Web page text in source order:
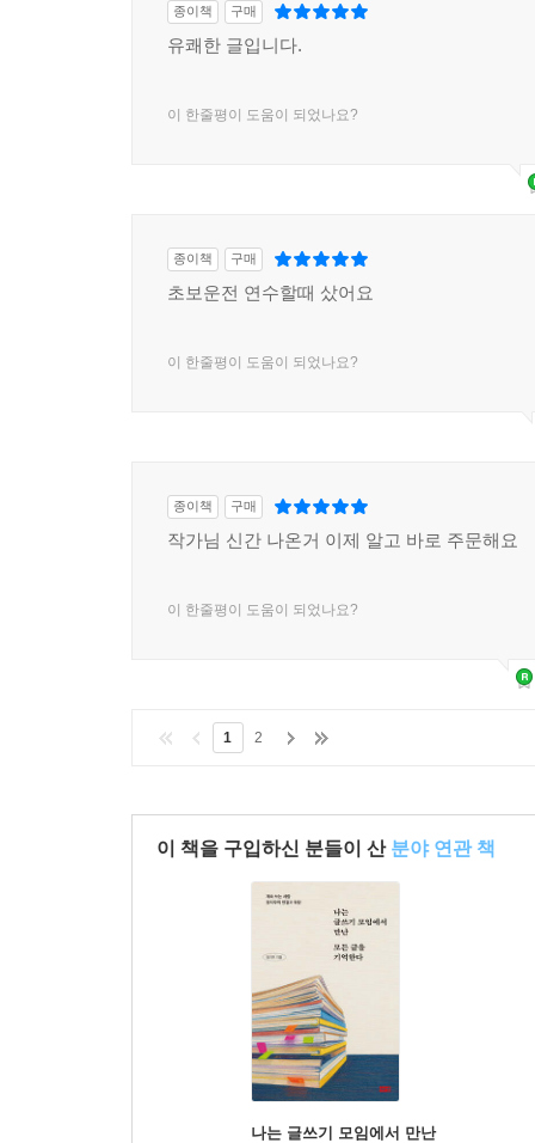
종이책 구매
유쾌한 글입니다.
이 한줄평이 도움이 되었나요?
종이책 구매
초보운전 연수할때 샀어요
이 한줄평이 도움이 되었나요?
종이책 구매
작가님 신간 나온거 이제 알고 바로 주문해요
이 한줄평이 도움이 되었나요?
1 2
이 책을 구입하신 분들이 산 분야 연관 책
나는 글쓰기 모임에서 만난